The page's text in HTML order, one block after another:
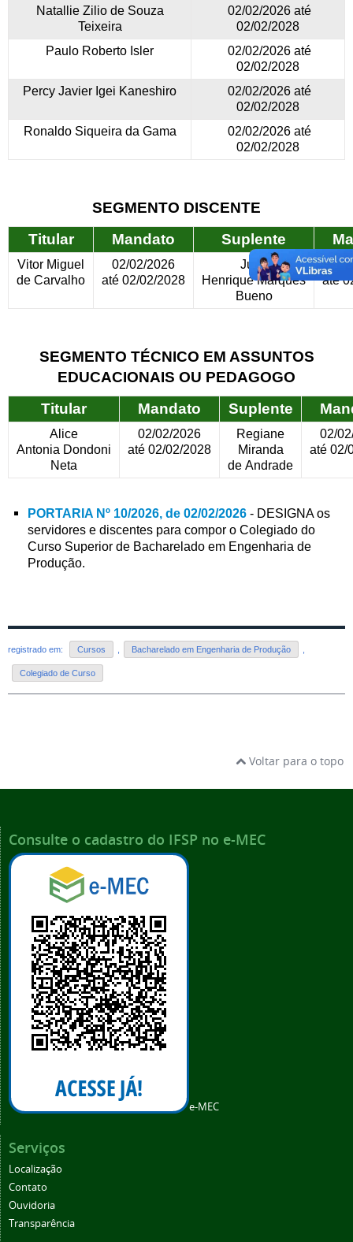
Natallie Zilio de Souza
Teixeira
02/02/2026 até
02/02/2028
Paulo Roberto Isler
02/02/2026 até
02/02/2028
Percy Javier Igei Kaneshiro
02/02/2026 até
02/02/2028
Ronaldo Siqueira da Gama
02/02/2026 até
02/02/2028
SEGMENTO DISCENTE
Titular
Mandato Suplente
Vitor Miguel
de Carvalho
02/02/2026
até 02/02/2028
Julio
Henrique Marques
Bueno
02/
até
SEGMENTO TÉCNICO EM ASSUNTOS
EDUCACIONAIS OU PEDAGOGO
Titular
Mandato Suplente
Alice
Antonia Dondoni
Neta
02/02/2026
até 02/02/2028
Regiane
Miranda
de Andrade
02/
até 02/
PORTARIA Nº 10/2026, de 02/02/2026 - DESIGNA os
servidores e discentes para compor o Colegiado do
Curso Superior de Bacharelado em Engenharia de
Produção.
registrado em: Cursos Bacharelado em Engenharia de Produção
Colegiado de Curso
Voltar para o topo
Consulte o cadastro do IFSP no e-MEC
e-MEC
Serviços
Localização
Contato
Ouvidoria
Transparência